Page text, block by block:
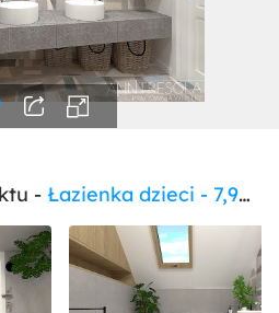
- Łazienka dzieci - 7,90m2 w domu